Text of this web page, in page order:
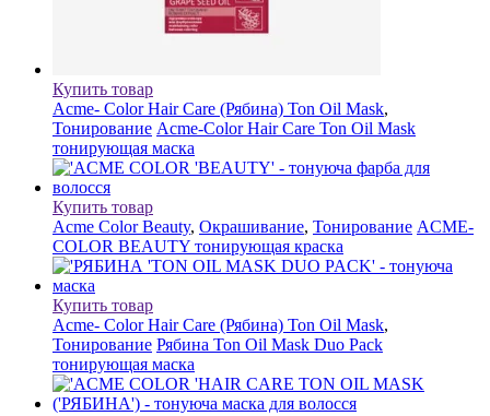
Купить товар
Acme- Color Hair Care (Рябина) Ton Oil Mask,
Тонирование Acme-Color Hair Care Ton Oil Mask
тонирующая маска
Купить товар
Acme Color Beauty, Окрашивание, Тонирование ACME-
COLOR BEAUTY тонирующая краска
Купить товар
Acme- Color Hair Care (Рябина) Ton Oil Mask,
Тонирование Рябина Ton Oil Mask Duo Pack
тонирующая маска